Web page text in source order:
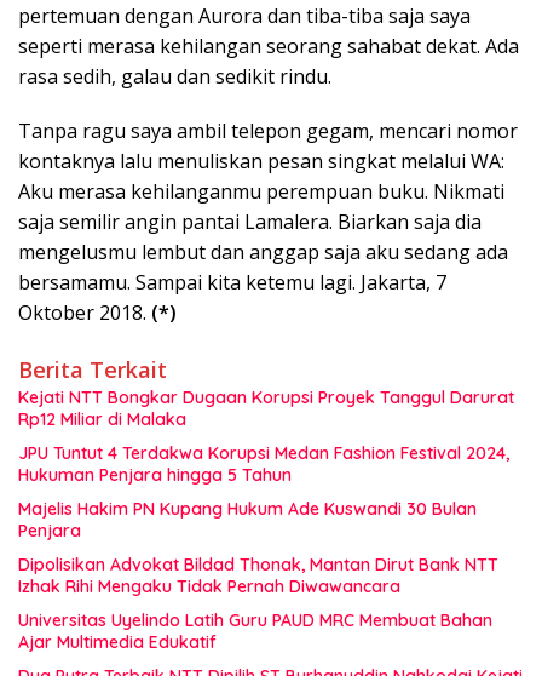
pertemuan dengan Aurora dan tiba-tiba saja saya
seperti merasa kehilangan seorang sahabat dekat. Ada
rasa sedih, galau dan sedikit rindu.
Tanpa ragu saya ambil telepon gegam, mencari nomor
kontaknya lalu menuliskan pesan singkat melalui WA:
Aku merasa kehilanganmu perempuan buku. Nikmati
saja semilir angin pantai Lamalera. Biarkan saja dia
mengelusmu lembut dan anggap saja aku sedang ada
bersamamu. Sampai kita ketemu lagi. Jakarta, 7
Oktober 2018. (*)
Berita Terkait
Kejati NTT Bongkar Dugaan Korupsi Proyek Tanggul Darurat
Rp12 Miliar di Malaka
JPU Tuntut 4 Terdakwa Korupsi Medan Fashion Festival 2024,
Hukuman Penjara hingga 5 Tahun
Majelis Hakim PN Kupang Hukum Ade Kuswandi 30 Bulan
Penjara
Dipolisikan Advokat Bildad Thonak, Mantan Dirut Bank NTT
Izhak Rihi Mengaku Tidak Pernah Diwawancara
Universitas Uyelindo Latih Guru PAUD MRC Membuat Bahan
Ajar Multimedia Edukatif